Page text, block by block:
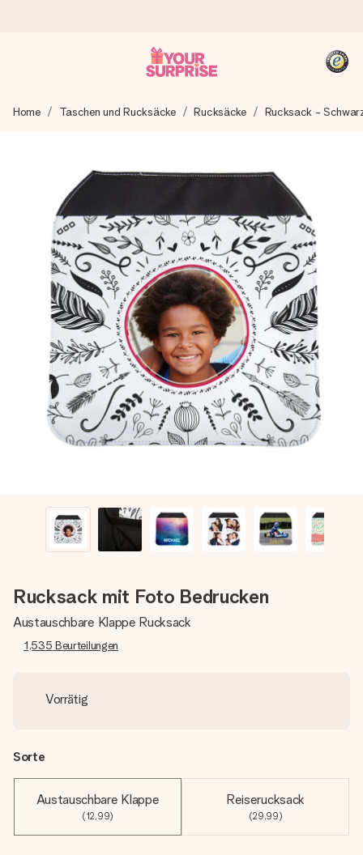
Wir bereiten dein Geschenk sorgfältig vor und schicken es
4,8 (basierend auf +15.000 Bewertungen)
Unsere Geschenke begeistern. Kunden bewerten uns mit
4,8 bei Google Reviews (Gesamtergebnis aller Länder, in
die wir versenden).
+49 39292 929695
Montag - Freitag : 8:30 - 17:00 Uhr
Samstag - Sonntag : 8:30 - 13:00 Uhr
Home Taschen und Rucksäcke Rucksäcke Rucksack -
Rucksack mit Foto Bedrucken
Austauschbare Klappe Rucksack
1,535 Beurteilungen
Vorrätig
Sorte
Austauschbare Klappe
(12,99)
Reiserucksack
(29,99)